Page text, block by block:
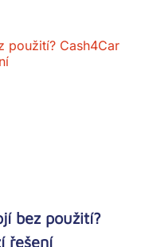
bez použití?
řešení